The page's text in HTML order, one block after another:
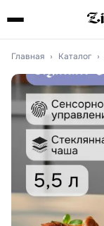
Главная › Каталог ›